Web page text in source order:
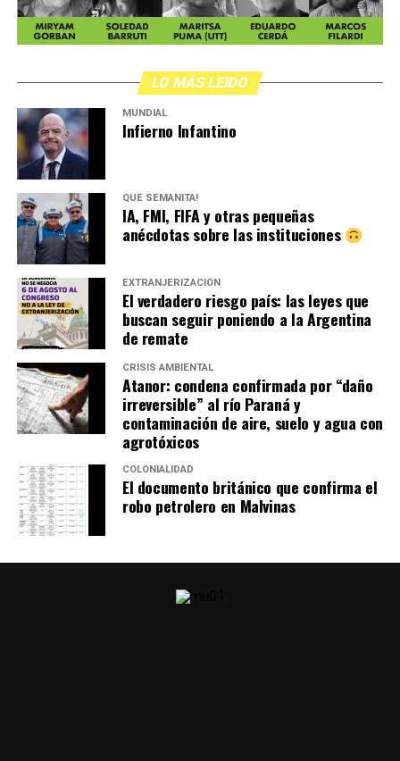
LO MÁS LEIDO
MUNDIAL
Infierno Infantino
QUÉ SEMANITA!
IA, FMI, FIFA y otras pequeñas
anécdotas sobre las instituciones
EXTRANJERIZACIÓN
El verdadero riesgo país: las leyes que
buscan seguir poniendo a la Argentina
de remate
CRISIS AMBIENTAL
Atanor: condena confirmada por “daño
irreversible” al río Paraná y
contaminación de aire, suelo y agua con
agrotóxicos
COLONIALIDAD
El documento británico que confirma el
robo petrolero en Malvinas